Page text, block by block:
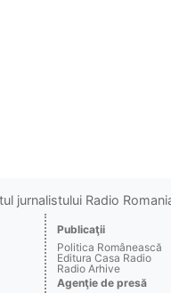
jurnalistului Radio
Publicaţii
Politica Românească
Editura Casa Radio
Radio Arhive
Agenţie de presă